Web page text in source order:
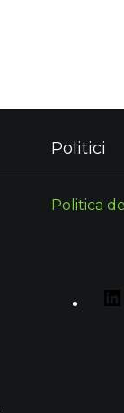
Politici
Politica